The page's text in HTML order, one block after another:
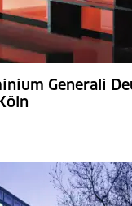
Generali